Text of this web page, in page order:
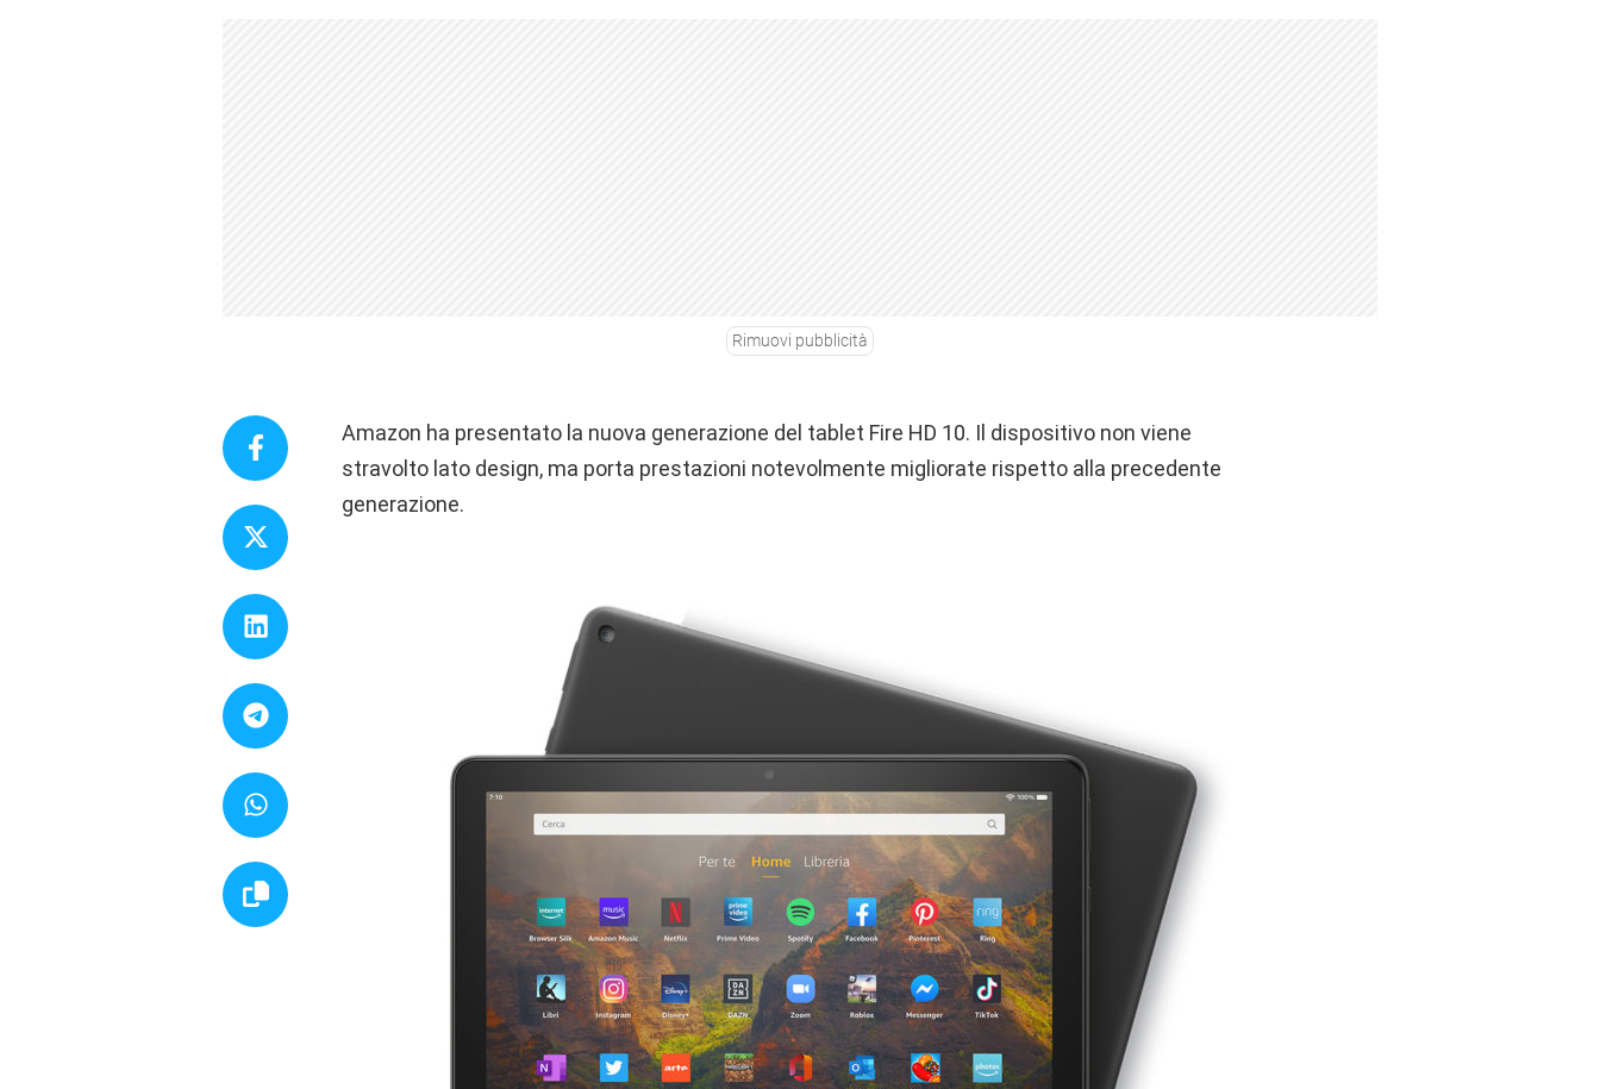
Rimuovi pubblicità
Amazon ha presentato la nuova generazione del tablet Fire HD 10. Il dispositivo non viene
stravolto lato design, ma porta prestazioni notevolmente migliorate rispetto alla precedente
generazione.